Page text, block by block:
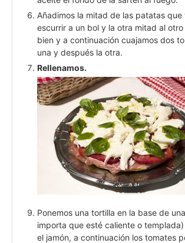
Añadimos la mitad de las patatas que
escurrir a un bol y la otra mitad al
bien y a continuación cuajamos dos
una y después la otra.
Rellenamos.
Ponemos una tortilla en la base de
importa que esté caliente o
el jamón, a continuación los tomates